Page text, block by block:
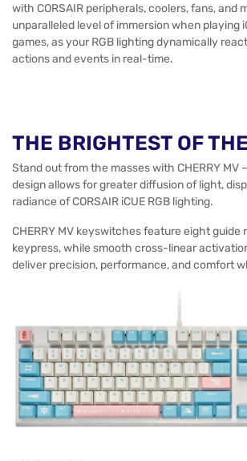
with CORSAIR peripherals, coolers, fans, and
unparalleled level of immersion when playing
games, as your RGB lighting dynamically
actions and events in real-time.
THE BRIGHTEST OF
Stand out from the masses with CHERRY
design allows for greater diffusion of light,
radiance of CORSAIR iCUE RGB lighting.
CHERRY MV keyswitches feature eight guide
keypress, while smooth cross-linear
deliver precision, performance, and comfort